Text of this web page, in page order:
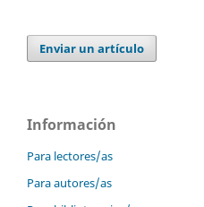
Enviar un artículo
Información
Para lectores/as
Para autores/as